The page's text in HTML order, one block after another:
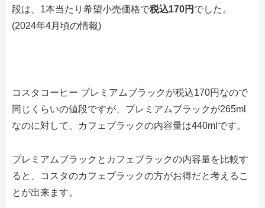
段は、1本当たり希望小売価格で税込170円 でした。
(2024年4月頃の情報)
コスタコーヒー プレミアムブラックが税込170円なので
同じくらいの値段ですが、プレミアムブラックが265ml
なのに対して、カフェブラックの内容量は440mlです。
プレミアムブラックとカフェブラックの内容量を比較す
ると、コスタのカフェブラックの方がお得だと考えるこ
とが出来ます。